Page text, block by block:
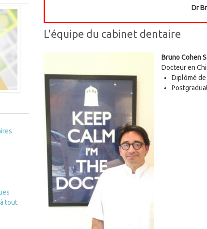
Dr
L'équipe du cabinet dentaire
Bruno Cohen
Docteur en
Diplômé
tout